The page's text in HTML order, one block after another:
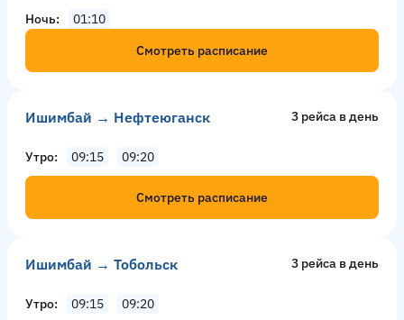
Ночь
01:10
Смотреть расписание
Ишимбай → Нефтеюганск 3 рейсa в день
Утро 09:15 09:20
Смотреть расписание
Ишимбай → Тобольск 3 рейсa в день
Утро 09:15 09:20